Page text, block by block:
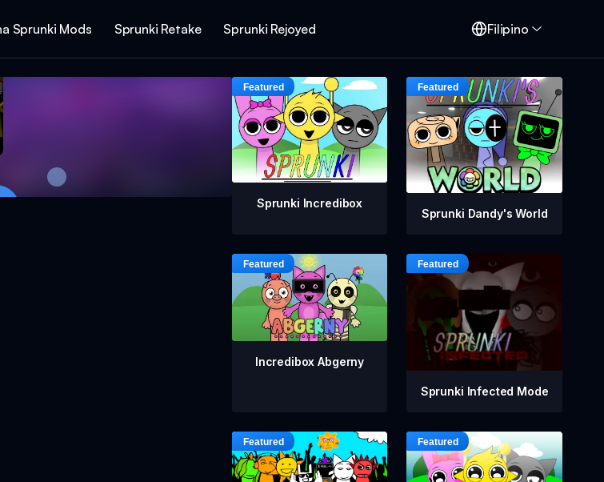
Sprunki Mods Sprunki Retake Sprunki Rejoyed Filipino
Sprunki Incredibox
Sprunki Dandy's World
Incredibox Abgerny
Sprunki Infected Mode